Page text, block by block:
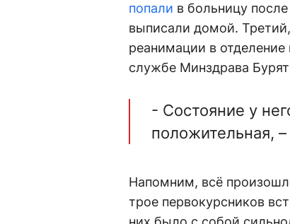
попали в больницу
выписали домой.
реанимации в
службе Минздрава
- Состояние у
положительная,
Напомним, всё
трое первокурсников